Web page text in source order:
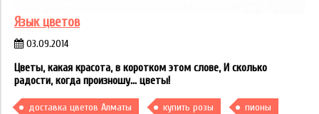
Язык цветов
03.09.2014
Цветы, какая красота, в коротком этом слове, И сколько
радости, когда произношу... цветы!
доставка цветов Алматы купить розы пионы